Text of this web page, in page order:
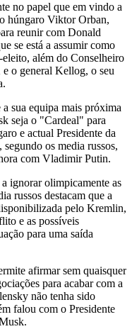
no papel que em vindo a
húngaro Viktor Orban,
reunir com Donald
se está a assumir como
além do Conselheiro
o general Kellog, o seu
sua equipa mais próxima
seja o "Cardeal" para
e actual Presidente da
os media russos,
com Vladimir Putin.
ignorar olimpicamente as
russos destacam que a
pelo Kremlin,
e as possíveis
para uma saída
afirmar sem quaisquer
para acabar com a
não tenha sido
falou com o Presidente